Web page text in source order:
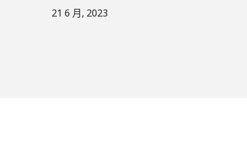
21 6 月, 2023